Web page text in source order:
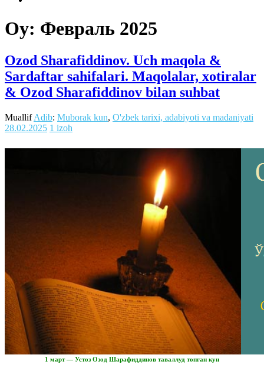
Oy: Февраль 2025
Ozod Sharafiddinov. Uch maqola &
Sardaftar sahifalari. Maqolalar, xotiralar
& Ozod Sharafiddinov bilan suhbat
MuallifAdib: Muborak kun, O'zbek tarixi, adabiyoti va madaniyati
28.02.2025 1 izoh
1 март — Устоз Озод Шарафиддинов таваллуд топган кун